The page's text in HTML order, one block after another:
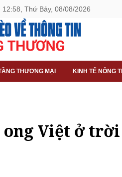
12:59, Thứ Bảy, 08/08/2026
THƯƠNG MẠI KINH TẾ NÔNG
Việt ở trời